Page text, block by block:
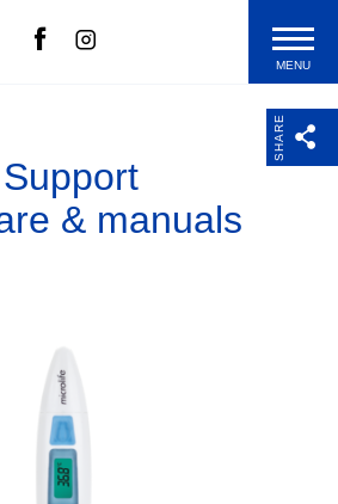
MENU
SHARE
Support
& manuals